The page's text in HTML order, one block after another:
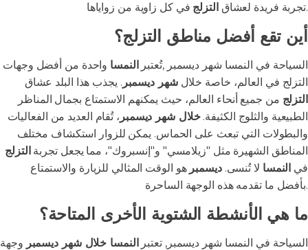
تجربة فريدة لعشاق التزلج في كل زاوية من زواياها.
أين تقع أفضل مناطق التزلج؟
السياحة في النمسا شهر ديسمبر ,تُعتبر النمسا واحدة من أفضل وجهات
التزلج في العالم، خاصة خلالشهر ديسمبر . يجذب هذا البلد عشاق
التزلج من جميع أنحاء العالم، حيث يمكنهم الاستمتاع بجمال المناظر
الطبيعية والثلوج الكثيفة.خلال شهر ديسمبر ، تُقام العديد من الفعاليات
والبطولات التي تبعث على الحماس. يمكن للزوار استكشاف مختلف
المناطق الشهيرة مثل "زيلامسي" و"إنسبروك"، مما يجعل تجربة التزلج
في النمسا لا تُنسى.ديسمبر هو الوقت المثالي للزيارة والاستمتاع
بأفضل ما تقدمه هذه الوجهة الساحرة.
ما هي الأنشطة الشتوية الأخرى المتاحة؟
السياحة في النمسا شهر ديسمبر, تعتبر النمسا خلال شهر ديسمبر وجهة